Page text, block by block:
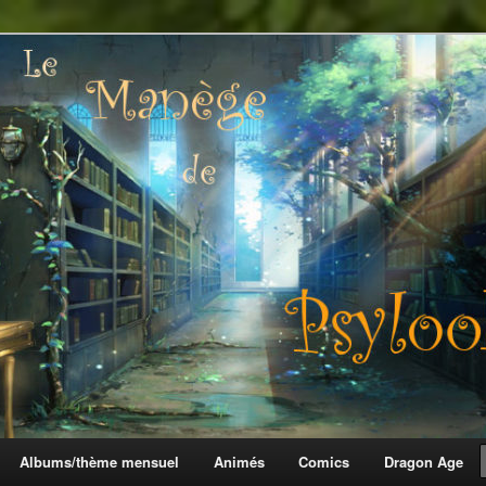
Psylook
Albums/thème mensuel Animés Comics Dragon Age